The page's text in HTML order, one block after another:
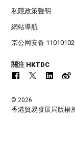
私隱政策聲明
網站導航
京公网安备
關注 HKTDC
© 2026
香港貿易發展局版權